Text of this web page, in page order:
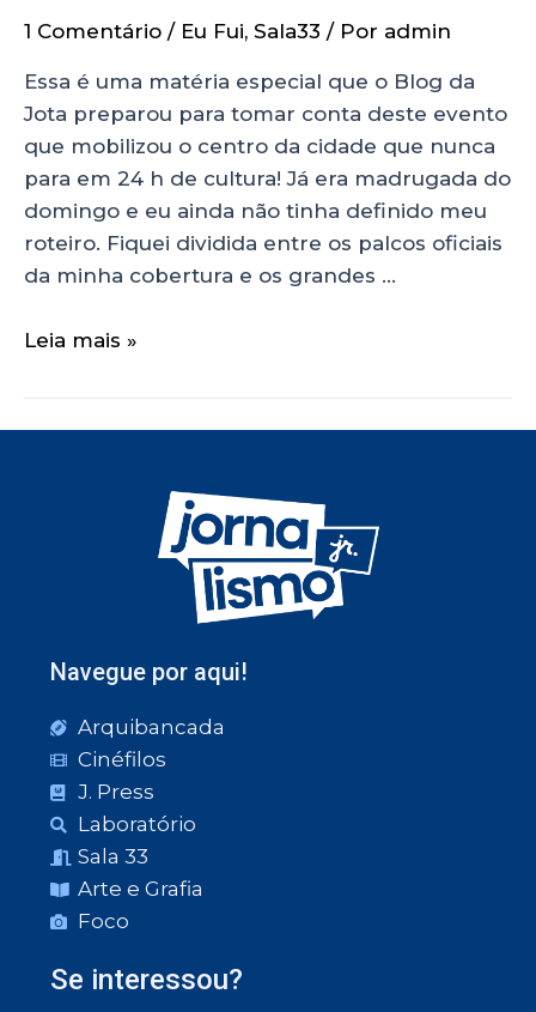
1 Comentário / Eu Fui, Sala33 / Por admin
Essa é uma matéria especial que o Blog da
Jota preparou para tomar conta deste evento
que mobilizou o centro da cidade que nunca
para em 24 h de cultura! Já era madrugada do
domingo e eu ainda não tinha definido meu
roteiro. Fiquei dividida entre os palcos oficiais
da minha cobertura e os grandes …
Leia mais »
Navegue por aqui!
Arquibancada
Cinéfilos
J. Press
Laboratório
Sala 33
Arte e Grafia
Foco
Se interessou?